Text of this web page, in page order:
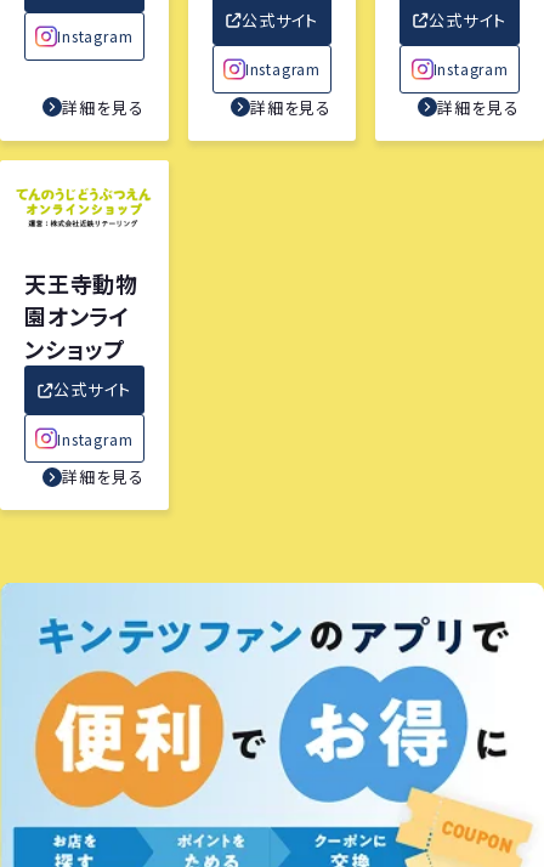
Instagram
詳細を見る
公式サイト
Instagram
詳細を見る
公式サイト
Instagram
詳細を見る
天王寺動物
園オンライ
ンショップ
公式サイト
Instagram
詳細を見る